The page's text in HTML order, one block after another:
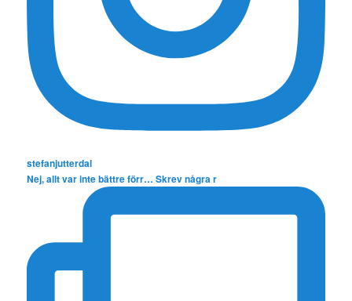
stefanjutterdal
Nej, allt var inte bättre förr… Skrev några r